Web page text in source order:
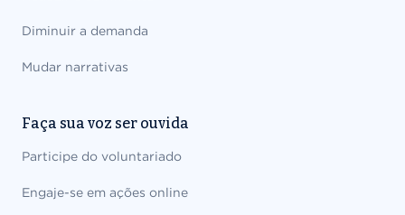
Diminuir a demanda
Mudar narrativas
Faça sua voz ser ouvida
Participe do voluntariado
Engaje-se em ações online